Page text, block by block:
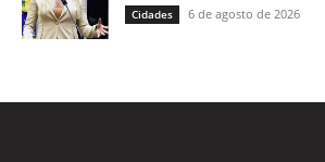
Cidades 6 de agosto de 2026